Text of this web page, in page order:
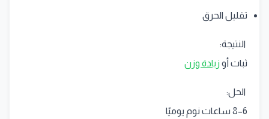
تقليل الحرق
النتيجة:
ثبات أو زيادة وزن
الحل:
6–8 ساعات نوم يوميًا